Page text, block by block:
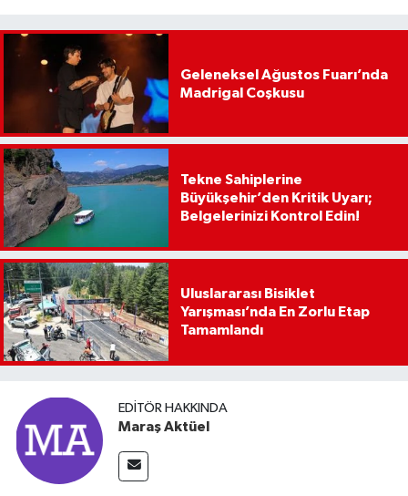
Geleneksel Ağustos Fuarı’nda
Madrigal Coşkusu
Tekne Sahiplerine
Büyükşehir’den Kritik Uyarı;
Belgelerinizi Kontrol Edin!
Uluslararası Bisiklet
Yarışması’nda En Zorlu Etap
Tamamlandı
EDITÖR HAKKINDA
Maraş Aktüel